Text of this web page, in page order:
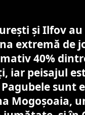
și Ilfov
extremă de
40%
iar peisajul
sunt
Mogoșoaia,